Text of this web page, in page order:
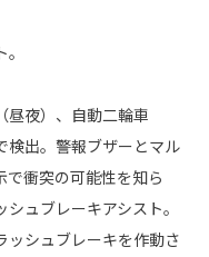
昼夜）、自動二輪車
検出。警報ブザーとマル
衝突の可能性を知ら
ュブレーキアシスト。
ッシュブレーキを作動さ